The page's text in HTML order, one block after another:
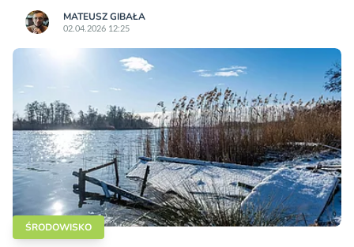
MATEUSZ GIBAŁA
02.04.2026 12:25
ŚRODOWISKO